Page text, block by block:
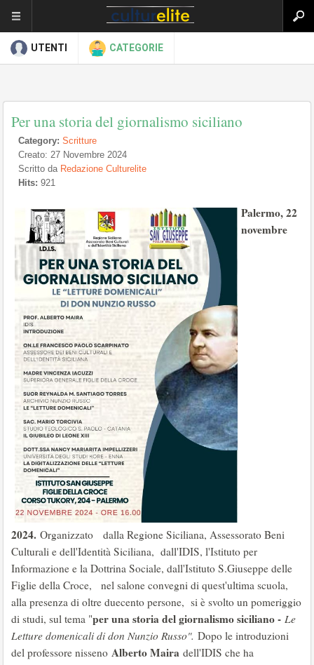
UTENTI CATEGORIE
Per una storia del giornalismo siciliano
Category: Scritture
Creato: 27 Novembre 2024
Scritto da Redazione Culturelite
Hits: 921
Palermo, 22
novembre
2024. Organizzato dalla Regione Siciliana, Assessorato Beni
Culturali e dell'Identità Siciliana, dall'IDIS, l'Istituto per
Informazione e la Dottrina Sociale, dall'Istituto S.Giuseppe delle
Figlie della Croce, nel salone convegni di quest'ultima scuola,
alla presenza di oltre duecento persone, si è svolto un pomeriggio
di studi, sul tema "per una storia del giornalismo siciliano - Le
Letture domenicali di don Nunzio Russo". Dopo le introduzioni
del professore nisseno Alberto Maira dell'IDIS che ha